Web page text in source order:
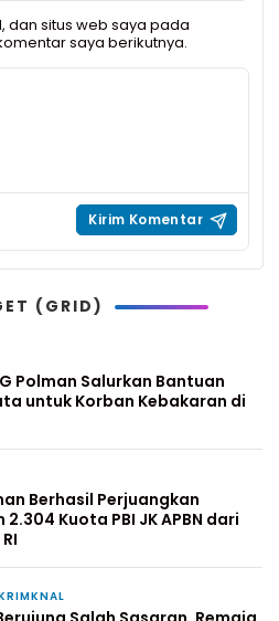
dan situs web saya pada
saya berikutnya.
(GRID)
Polman Salurkan Bantuan
untuk Korban Kebakaran di
Berhasil Perjuangkan
Kuota PBI JK APBN dari